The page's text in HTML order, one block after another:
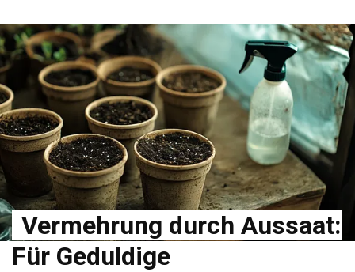
Vermehrung durch Aussaat:
Für Geduldige